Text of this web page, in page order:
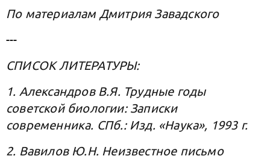
По материалам Дмитрия Завадского
---
СПИСОК ЛИТЕРАТУРЫ:
1. Александров В.Я. Трудные годы
советской биологии: Записки
современника. СПб.: Изд. «Наука», 1993 г.
2. Вавилов Ю.Н. Неизвестное письмо